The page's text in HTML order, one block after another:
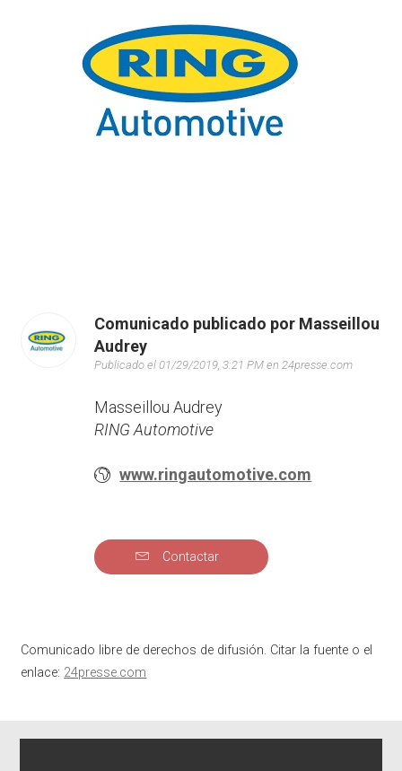
Comunicado publicado por Masseillou
Audrey
Publicado el 01/29/2019, 3:21 PM en 24presse.com
Masseillou Audrey
RING Automotive
www.ringautomotive.com
Contactar
Comunicado libre de derechos de difusión. Citar la fuente o el
enlace: 24presse.com